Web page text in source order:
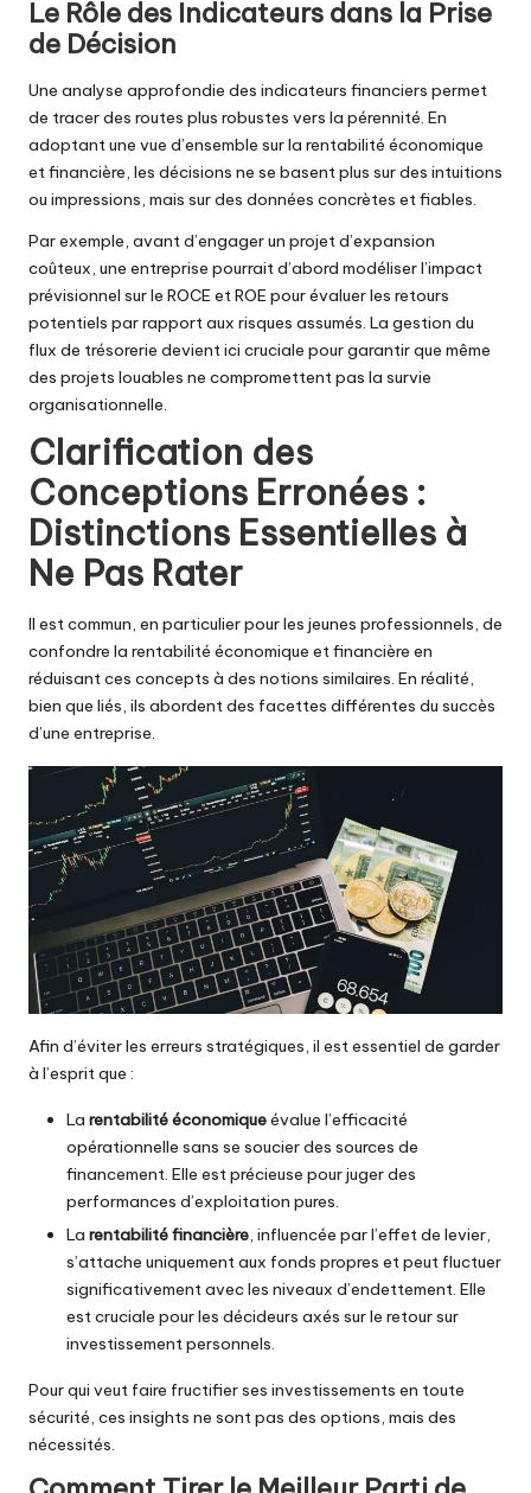
Le Rôle des Indicateurs dans la Prise
de Décision
Une analyse approfondie des indicateurs financiers permet
de tracer des routes plus robustes vers la pérennité. En
adoptant une vue d’ensemble sur la rentabilité économique
et financière, les décisions ne se basent plus sur des intuitions
ou impressions, mais sur des données concrètes et fiables.
Par exemple, avant d’engager un projet d’expansion
coûteux, une entreprise pourrait d’abord modéliser l’impact
prévisionnel sur le ROCE et ROE pour évaluer les retours
potentiels par rapport aux risques assumés. La gestion du
flux de trésorerie devient ici cruciale pour garantir que même
des projets louables ne compromettent pas la survie
organisationnelle.
Clarification des
Conceptions Erronées :
Distinctions Essentielles à
Ne Pas Rater
Il est commun, en particulier pour les jeunes professionnels, de
confondre la rentabilité économique et financière en
réduisant ces concepts à des notions similaires. En réalité,
bien que liés, ils abordent des facettes différentes du succès
d’une entreprise.
Afin d’éviter les erreurs stratégiques, il est essentiel de garder
à l’esprit que :
La rentabilité économiqueévalue l’efficacité
opérationnelle sans se soucier des sources de
financement. Elle est précieuse pour juger des
performances d’exploitation pures.
La rentabilité financière, influencée par l’effet de levier,
s’attache uniquement aux fonds propres et peut fluctuer
significativement avec les niveaux d’endettement. Elle
est cruciale pour les décideurs axés sur le retour sur
investissement personnels.
Pour qui veut faire fructifier ses investissements en toute
sécurité, ces insights ne sont pas des options, mais des
nécessités.